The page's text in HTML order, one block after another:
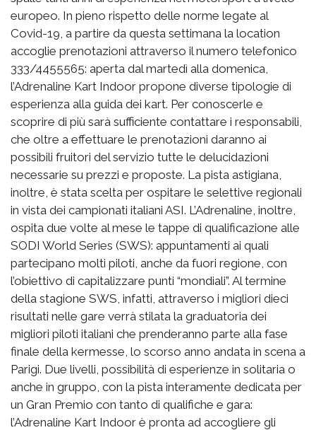
europeo. In pieno rispetto delle norme legate al
Covid-19, a partire da questa settimana la location
accoglie prenotazioni attraverso il numero telefonico
333/4455565: aperta dal martedì alla domenica,
l’Adrenaline Kart Indoor propone diverse tipologie di
esperienza alla guida dei kart. Per conoscerle e
scoprire di più sarà sufficiente contattare i responsabili,
che oltre a effettuare le prenotazioni daranno ai
possibili fruitori del servizio tutte le delucidazioni
necessarie su prezzi e proposte. La pista astigiana,
inoltre, è stata scelta per ospitare le selettive regionali
in vista dei campionati italiani ASI. L’Adrenaline, inoltre,
ospita due volte al mese le tappe di qualificazione alle
SODI World Series (SWS): appuntamenti ai quali
partecipano molti piloti, anche da fuori regione, con
l’obiettivo di capitalizzare punti “mondiali”. Al termine
della stagione SWS, infatti, attraverso i migliori dieci
risultati nelle gare verrà stilata la graduatoria dei
migliori piloti italiani che prenderanno parte alla fase
finale della kermesse, lo scorso anno andata in scena a
Parigi. Due livelli, possibilità di esperienze in solitaria o
anche in gruppo, con la pista interamente dedicata per
un Gran Premio con tanto di qualifiche e gara:
l’Adrenaline Kart Indoor è pronta ad accogliere gli